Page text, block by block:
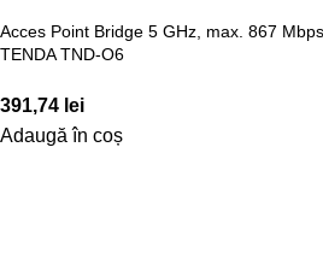
Acces Point Bridge 5 GHz, max. 867
TENDA TND-O6
391,74 lei
Adaugă în coș